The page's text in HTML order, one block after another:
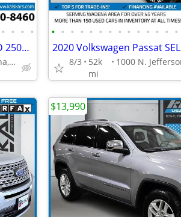
• • • •
2018 Chevrolet Chevy Silverado 2500HD 2500 HD 2500-HD Work Truck Doubl
1000 N. Jefferson St. Wadena, MN 56482
• • • • • • • • • • • • • •
2020 Volkswagen Passat SEL
8/3
52k
mi
$13,990